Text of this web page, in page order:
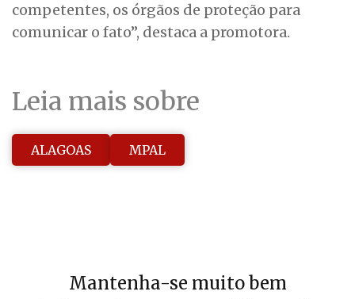
competentes, os órgãos de proteção para
comunicar o fato”, destaca a promotora.
Leia mais sobre
ALAGOAS MPAL
Mantenha-se muito bem